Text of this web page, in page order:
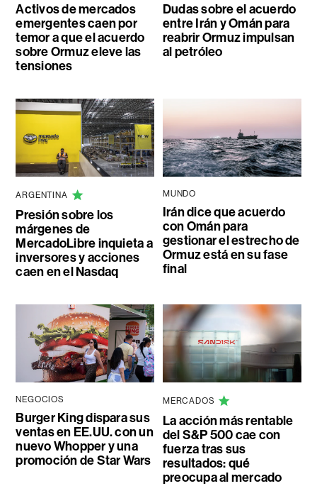
Activos de mercados
emergentes caen por
temor a que el acuerdo
sobre Ormuz eleve las
tensiones
Dudas sobre el acuerdo
entre Irán y Omán para
reabrir Ormuz impulsan
al petróleo
ARGENTINA
Presión sobre los
márgenes de
MercadoLibre inquieta a
inversores y acciones
caen en el Nasdaq
MUNDO
Irán dice que acuerdo
con Omán para
gestionar el estrecho de
Ormuz está en su fase
final
NEGOCIOS
Burger King dispara sus
ventas en EE.UU. con un
nuevo Whopper y una
promoción de Star Wars
MERCADOS
La acción más rentable
del S&P 500 cae con
fuerza tras sus
resultados: qué
preocupa al mercado